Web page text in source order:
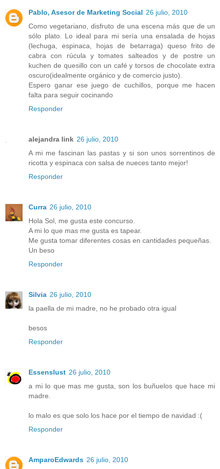
Pablo, Asesor de Marketing Social 26 julio, 2010
Como vegetariano, disfruto de una escena más que de un
sólo plato. Lo ideal para mi sería una ensalada de hojas
(lechuga, espinaca, hojas de betarraga) queso frito de
cabra con rúcula y tomates salteados y de postre un
kuchen de quesillo con un café y torsos de chocolate extra
oscuro(idealmente orgánico y de comercio justo).
Espero ganar ese juego de cuchillos, porque me hacen
falta para seguir cocinando
Responder
alejandra link 26 julio, 2010
A mi me fascinan las pastas y si son unos sorrentinos de
ricotta y espinaca con salsa de nueces tanto mejor!
Responder
Curra 26 julio, 2010
Hola Sol, me gusta este concurso.
A mi lo que mas me gusta es tapear.
Me gusta tomar diferentes cosas en cantidades pequeñas.
Un beso
Responder
Silvia 26 julio, 2010
la paella de mi madre, no he probado otra igual
besos
Responder
Essenslust 26 julio, 2010
a mi lo que mas me gusta, son los buñuelos que hace mi
madre.
lo malo es que solo los hace por el tiempo de navidad :(
Responder
AmparoEdwards 26 julio, 2010